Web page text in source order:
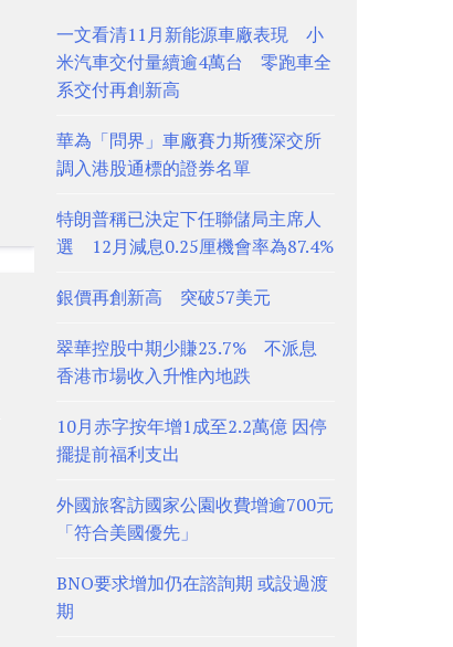
一文看清11月新能源車廠表現 小
米汽車交付量續逾4萬台 零跑車全
系交付再創新高
華為「問界」車廠賽力斯獲深交所
調入港股通標的證券名單
特朗普稱已決定下任聯儲局主席人
選 12月減息0.25厘機會率為87.4%
銀價再創新高 突破57美元
翠華控股中期少賺23.7% 不派息
香港市場收入升惟內地跌
10月赤字按年增1成至2.2萬億 因停
擺提前福利支出
外國旅客訪國家公園收費增逾700元
「符合美國優先」
BNO要求增加仍在諮詢期 或設過渡
期